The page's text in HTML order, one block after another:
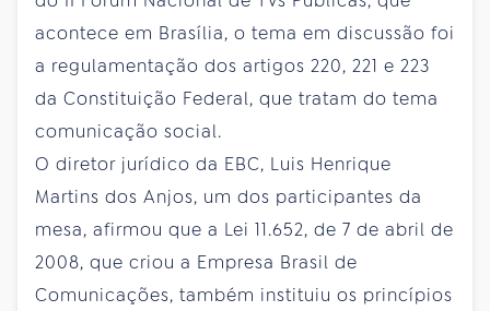
acontece em Brasília, o tema em discussão foi
a regulamentação dos artigos 220, 221 e 223
da Constituição Federal, que tratam do tema
comunicação social.
O diretor jurídico da EBC, Luis Henrique
Martins dos Anjos, um dos participantes da
mesa, afirmou que a Lei 11.652, de 7 de abril de
2008, que criou a Empresa Brasil de
Comunicações, também instituiu os princípios